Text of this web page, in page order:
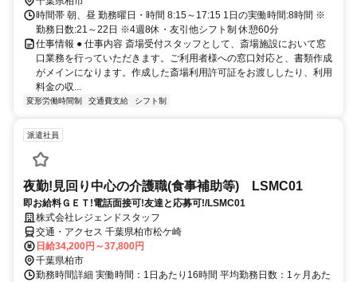
時間帯 朝、昼 勤務曜日・時間 8:15～17:15 1日の実働時間:8時間 ※
勤務日数:21～22日 ※4週8休・友引他シフト制 休憩60分
仕事情報 ● 仕事内容 斎場受付スタッフとして、斎場施設において窓
口業務を行っていただきます。ご利用者様への窓口対応と、書類作成
がメインになります。作成した斎場利用許可証をお渡ししたり、利用
料金の収...
変形労働時間制 交通費支給 シフト制
派遣社員
夜勤!見回り中心の介護職(食事補助等) LSMC01
即お給料ＧＥＴ!電話面接可!友達と応募可!/LSMC01
株式会社レジェンドスタッフ
交通・アクセス 千葉県柏市松ケ崎
日給34,200円～37,800円
千葉県柏市
勤務時間詳細 実働時間：1日あたり16時間 平均勤務日数：1ヶ月あた